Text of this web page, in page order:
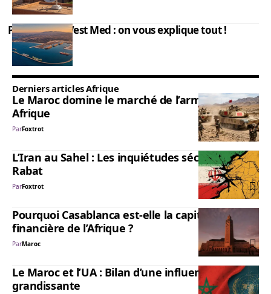
Port Nador West Med : on vous explique tout !
Derniers articles Afrique
Le Maroc domine le marché de l’armement en
Afrique
ParFoxtrot
L’Iran au Sahel : Les inquiétudes sécuritaires de
Rabat
ParFoxtrot
Pourquoi Casablanca est-elle la capitale
financière de l’Afrique ?
ParMaroc
Le Maroc et l’UA : Bilan d’une influence
grandissante